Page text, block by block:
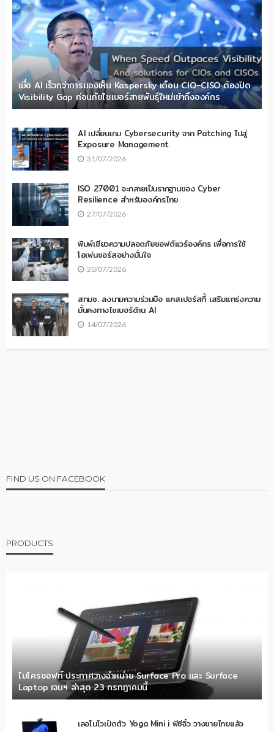
เมื่อ AI เร็วกว่าการมองเห็น Kaspersky เตือน CIO-CISO ต้องปิด
Visibility Gap ก่อนภัยไซเบอร์สายพันธุ์ใหม่เข้าถึงองค์กร
AI เปลี่ยนเกม Cybersecurity จาก Patching ไปสู่
Exposure Management
31/07/2026
ISO 27001 จะกลายเป็นรากฐานของ Cyber
Resilience สำหรับองค์กรไทย
27/07/2026
พิมพ์เขียวความปลอดภัยซอฟต์แวร์องค์กร เพื่อการใช้
โอเพ่นซอร์สอย่างมั่นใจ
20/07/2026
สกมช. ลงนามความร่วมมือ แคสเปอร์สกี้ เสริมแกร่งความ
มั่นคงทางไซเบอร์ด้าน AI
14/07/2026
FIND US ON FACEBOOK
PRODUCTS
ไมโครซอฟท์ ประกาศวางจำหน่าย Surface Pro และ Surface
Laptop เจนฯ ล่าสุด 23 กรกฎาคมนี้
เลอโนโวเปิดตัว Yoga Mini i พีซีจิ๋ว วางขายไทยแล้ว